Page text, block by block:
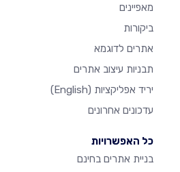
מאפיינים
ביקורות
אתרים לדוגמא
תבניות עיצוב אתרים
יריד אפליקציות (English)
עדכונים אחרונים
כל האפשרויות
בניית אתרים בחינם